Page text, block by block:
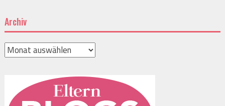
Archiv
Archiv